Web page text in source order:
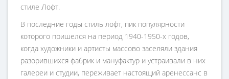
стиле Лофт.
В последние годы стиль лофт, пик популярности
которого пришелся на период 1940-1950-х годов,
когда художники и артисты массово заселяли здания
разорившихся фабрик и мануфактур и устраивали в них
галереи и студии, переживает настоящий aренессанс в